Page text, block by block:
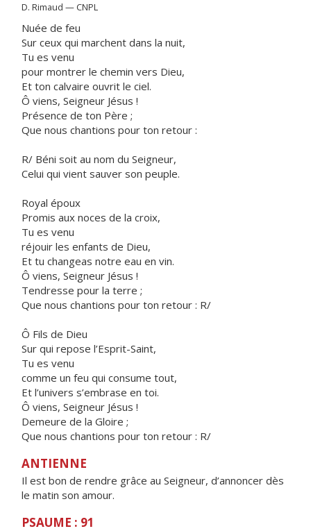
D. Rimaud — CNPL
Nuée de feu
Sur ceux qui marchent dans la nuit,
Tu es venu
pour montrer le chemin vers Dieu,
Et ton calvaire ouvrit le ciel.
Ô viens, Seigneur Jésus !
Présence de ton Père ;
Que nous chantions pour ton retour :
R/ Béni soit au nom du Seigneur,
Celui qui vient sauver son peuple.
Royal époux
Promis aux noces de la croix,
Tu es venu
réjouir les enfants de Dieu,
Et tu changeas notre eau en vin.
Ô viens, Seigneur Jésus !
Tendresse pour la terre ;
Que nous chantions pour ton retour : R/
Ô Fils de Dieu
Sur qui repose l’Esprit-Saint,
Tu es venu
comme un feu qui consume tout,
Et l’univers s’embrase en toi.
Ô viens, Seigneur Jésus !
Demeure de la Gloire ;
Que nous chantions pour ton retour : R/
ANTIENNE
Il est bon de rendre grâce au Seigneur, d’annoncer dès
le matin son amour.
PSAUME : 91